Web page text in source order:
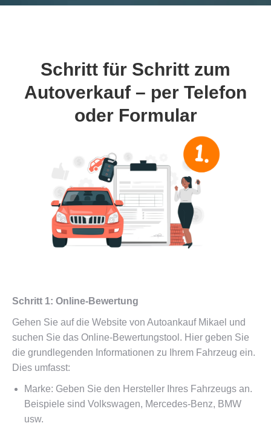
Schritt für Schritt zum
Autoverkauf – per Telefon
oder Formular
Schritt 1: Online-Bewertung
Gehen Sie auf die Website von Autoankauf Mikael und
suchen Sie das Online-Bewertungstool. Hier geben Sie
die grundlegenden Informationen zu Ihrem Fahrzeug ein.
Dies umfasst:
Marke: Geben Sie den Hersteller Ihres Fahrzeugs an.
Beispiele sind Volkswagen, Mercedes-Benz, BMW
usw.